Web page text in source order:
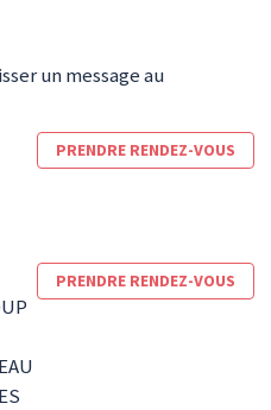
un message au
PRENDRE RENDEZ-VOUS
PRENDRE RENDEZ-VOUS